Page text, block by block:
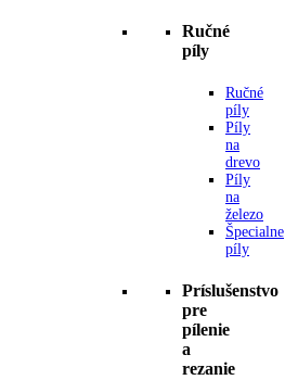
Ručné
píly
Ručné
píly
Píly
na
drevo
Píly
na
železo
Špecialne
píly
Príslušenstvo
pre
pílenie
a
rezanie